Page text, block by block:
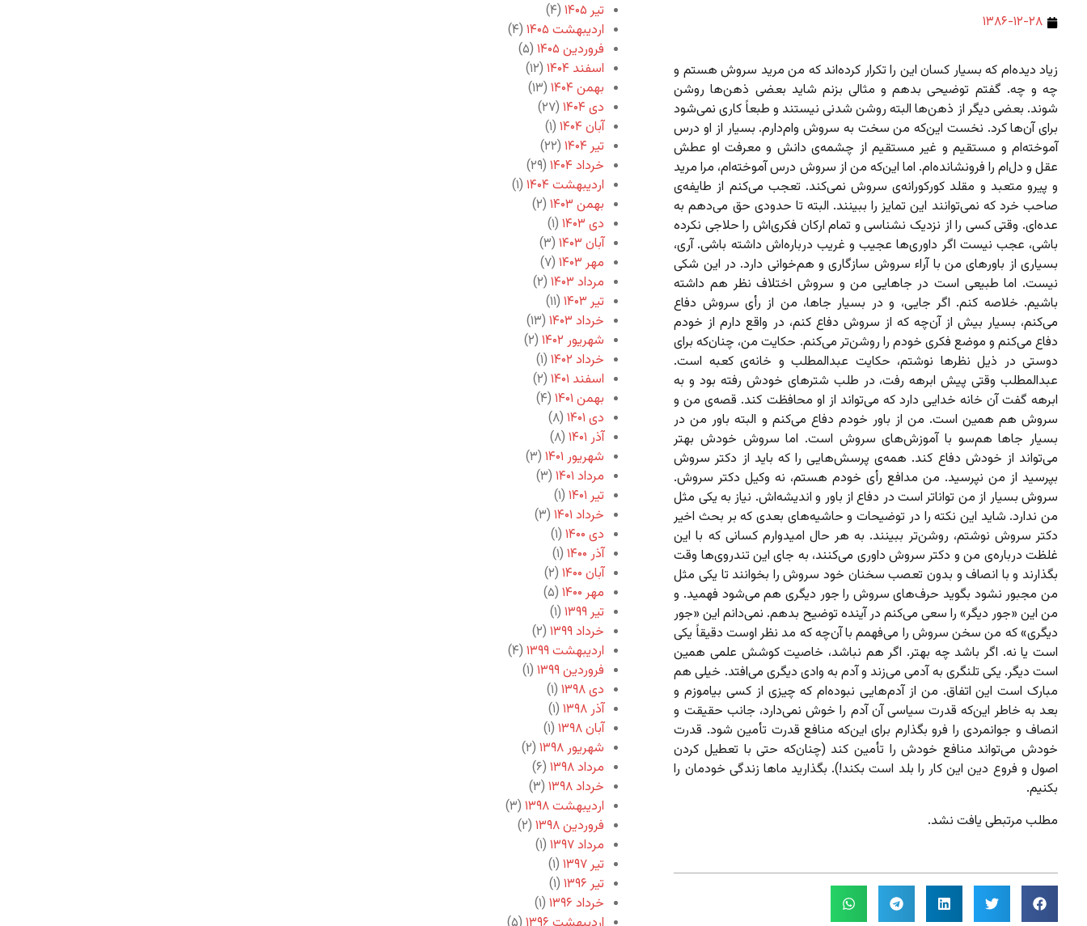
۱۳۸۶-۱۲-۲۸
زیاد دیده‌ام که بسیار کسان این را تکرار کرده‌اند که من مرید سروش هستم و
چه و چه. گفتم توضیحی بدهم و مثالی بزنم شاید بعضی ذهن‌ها روشن
شوند. بعضی دیگر از ذهن‌ها البته روشن شدنی نیستند و طبعاً کاری نمی‌شود
برای آن‌ها کرد. نخست این‌که من سخت به سروش وام‌دارم. بسیار از او درس
آموخته‌ام و مستقیم و غیر مستقیم از چشمه‌ی دانش و معرفت او عطش
عقل و دل‌ام را فرونشانده‌ام. اما این‌که من از سروش درس آموخته‌ام، مرا مرید
و پیرو متعبد و مقلد کورکورانه‌ی سروش نمی‌کند. تعجب می‌کنم از طایفه‌ی
صاحب خرد که نمی‌توانند این تمایز را ببینند. البته تا حدودی حق می‌دهم به
عده‌ای. وقتی کسی را از نزدیک نشناسی و تمام ارکان فکری‌اش را حلاجی نکرده
باشی، عجب نیست اگر داوری‌ها عجیب و غریب درباره‌اش داشته باشی. آری،
بسیاری از باورهای من با آراء سروش سازگاری و هم‌خوانی دارد. در این شکی
نیست. اما طبیعی است در جاهایی من و سروش اختلاف نظر هم داشته
باشیم. خلاصه کنم. اگر جایی، و در بسیار جاها، من از رأی سروش دفاع
می‌کنم، بسیار بیش از آن‌چه که از سروش دفاع کنم، در واقع دارم از خودم
دفاع می‌کنم و موضع فکری خودم را روشن‌تر می‌کنم. حکایت من، چنان‌که برای
دوستی در ذیل نظرها نوشتم، حکایت عبدالمطلب و خانه‌ی کعبه است.
عبدالمطلب وقتی پیش ابرهه رفت، در طلب شترهای خودش رفته بود و به
ابرهه گفت آن خانه خدایی دارد که می‌تواند از او محافظت کند. قصه‌ی من و
سروش هم همین است. من از باور خودم دفاع می‌کنم و البته باور من در
بسیار جاها هم‌سو با آموزش‌های سروش است. اما سروش خودش بهتر
می‌تواند از خودش دفاع کند. همه‌ی پرسش‌هایی را که باید از دکتر سروش
بپرسید از من نپرسید. من مدافع رأی خودم هستم، نه وکیل دکتر سروش.
سروش بسیار از من تواناتر است در دفاع از باور و اندیشه‌اش. نیاز به یکی مثل
من ندارد. شاید این نکته را در توضیحات و حاشیه‌های بعدی که بر بحث اخیر
دکتر سروش نوشتم، روشن‌تر ببینند. به هر حال امیدوارم کسانی که با این
غلظت درباره‌ی من و دکتر سروش داوری می‌کنند، به جای این تندروی‌ها وقت
بگذارند و با انصاف و بدون تعصب سخنان خود سروش را بخوانند تا یکی مثل
من مجبور نشود بگوید حرف‌های سروش را جور دیگری هم می‌شود فهمید. و
من این «جور دیگر» را سعی می‌کنم در آینده توضیح بدهم. نمی‌دانم این «جور
دیگری» که من سخن سروش را می‌فهمم با آن‌چه که مد نظر اوست دقیقاً یکی
است یا نه. اگر باشد چه بهتر. اگر هم نباشد، خاصیت کوشش علمی همین
است دیگر. یکی تلنگری به آدمی می‌زند و آدم به وادی دیگری می‌افتد. خیلی هم
مبارک است این اتفاق. من از آدم‌هایی نبوده‌ام که چیزی از کسی بیاموزم و
بعد به خاطر این‌که قدرت سیاسی آن آدم را خوش نمی‌دارد، جانب حقیقت و
انصاف و جوانمردی را فرو بگذارم برای این‌که منافع قدرت تأمین شود. قدرت
خودش می‌تواند منافع خودش را تأمین کند (چنان‌که حتی با تعطیل کردن
اصول و فروع دین این کار را بلد است بکند!). بگذارید ماها زندگی خودمان را
بکنیم.
مطلب مرتبطی یافت نشد.
تیر ۱۴۰۵
(۴)
اردیبهشت ۱۴۰۵
(۴)
فروردین ۱۴۰۵
(۵)
اسفند ۱۴۰۴
(۱۲)
بهمن ۱۴۰۴
(۱۳)
دی ۱۴۰۴
(۲۷)
آبان ۱۴۰۴
(۱)
تیر ۱۴۰۴
(۲۲)
خرداد ۱۴۰۴
(۲۹)
اردیبهشت ۱۴۰۴
(۱)
بهمن ۱۴۰۳
(۲)
دی ۱۴۰۳
(۱)
آبان ۱۴۰۳
(۳)
مهر ۱۴۰۳
(۷)
مرداد ۱۴۰۳
(۲)
تیر ۱۴۰۳
(۱۱)
خرداد ۱۴۰۳
(۱۳)
شهریور ۱۴۰۲
(۲)
خرداد ۱۴۰۲
(۱)
اسفند ۱۴۰۱
(۲)
بهمن ۱۴۰۱
(۴)
دی ۱۴۰۱
(۸)
آذر ۱۴۰۱
(۸)
شهریور ۱۴۰۱
(۳)
مرداد ۱۴۰۱
(۳)
تیر ۱۴۰۱
(۱)
خرداد ۱۴۰۱
(۳)
دی ۱۴۰۰
(۱)
آذر ۱۴۰۰
(۱)
آبان ۱۴۰۰
(۲)
مهر ۱۴۰۰
(۵)
تیر ۱۳۹۹
(۱)
خرداد ۱۳۹۹
(۲)
اردیبهشت ۱۳۹۹
(۴)
فروردین ۱۳۹۹
(۱)
دی ۱۳۹۸
(۱)
آذر ۱۳۹۸
(۱)
آبان ۱۳۹۸
(۱)
شهریور ۱۳۹۸
(۲)
مرداد ۱۳۹۸
(۶)
خرداد ۱۳۹۸
(۳)
اردیبهشت ۱۳۹۸
(۳)
فروردین ۱۳۹۸
(۲)
مرداد ۱۳۹۷
(۱)
تیر ۱۳۹۷
(۱)
تیر ۱۳۹۶
(۱)
خرداد ۱۳۹۶
(۱)